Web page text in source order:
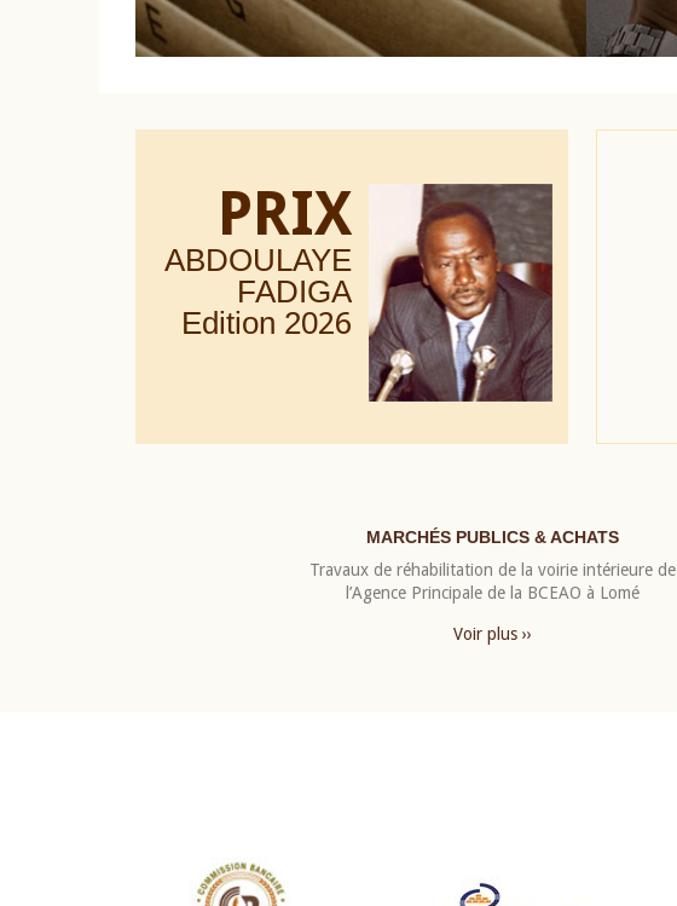
PRIX
ABDOULAYE
FADIGA
Edition 2026
MARCHÉS PUBLICS & ACHATS
Travaux de réhabilitation de la voirie intérieure de
l’Agence Principale de la BCEAO à Lomé
Voir plus ››